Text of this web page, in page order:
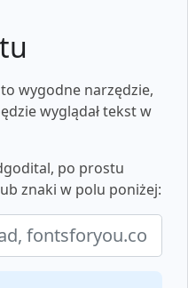
wygodne narzędzie,
wyglądał tekst w
po prostu
znaki w polu poniżej: